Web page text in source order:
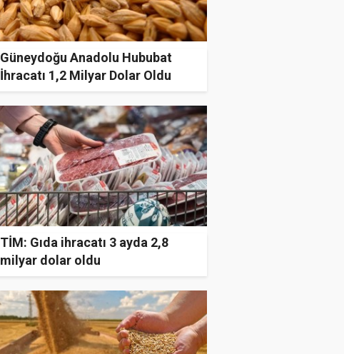
Güneydoğu Anadolu Hububat
İhracatı 1,2 Milyar Dolar Oldu
TİM: Gıda ihracatı 3 ayda 2,8
milyar dolar oldu